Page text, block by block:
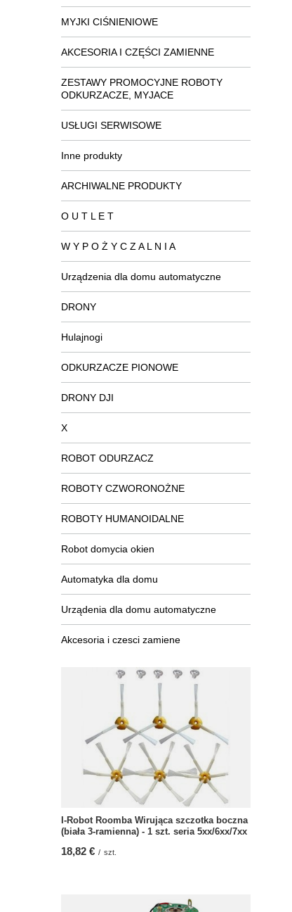
MYJKI CIŚNIENIOWE
AKCESORIA I CZĘŚCI ZAMIENNE
ZESTAWY PROMOCYJNE ROBOTY
ODKURZACZE, MYJACE
USŁUGI SERWISOWE
Inne produkty
ARCHIWALNE PRODUKTY
O U T L E T
W Y P O Ż Y C Z A L N I A
Urządzenia dla domu automatyczne
DRONY
Hulajnogi
ODKURZACZE PIONOWE
DRONY DJI
X
ROBOT ODURZACZ
ROBOTY CZWORONOŻNE
ROBOTY HUMANOIDALNE
Robot domycia okien
Automatyka dla domu
Urządenia dla domu automatyczne
Akcesoria i czesci zamiene
I-Robot Roomba Wirująca szczotka boczna
(biała 3-ramienna) - 1 szt. seria 5xx/6xx/7xx
18,82 € / szt.